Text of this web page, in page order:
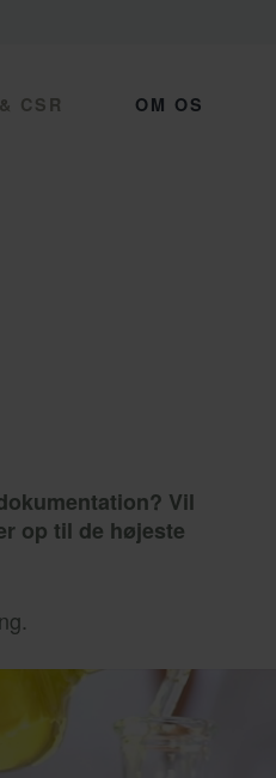
Vil
op til de højeste
CSR OM OS